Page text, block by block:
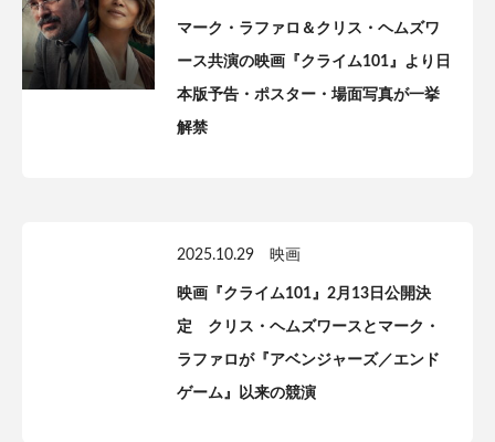
マーク・ラファロ＆クリス・ヘムズワ
ース共演の映画『クライム101』より日
本版予告・ポスター・場面写真が一挙
解禁
2025.10.29 映画
映画『クライム101』2月13日公開決
定 クリス・ヘムズワースとマーク・
ラファロが『アベンジャーズ／エンド
ゲーム』以来の競演